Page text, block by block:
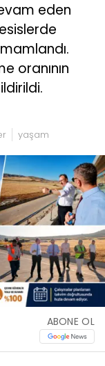
eden
oranının
yaşam
ABONE OL